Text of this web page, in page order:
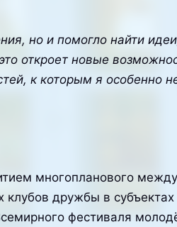
но и помогло найти
откроет новые
к которым я особенно
многопланового
дружбы в
фестиваля